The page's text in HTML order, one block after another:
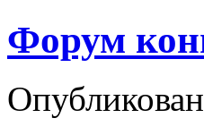
Форум